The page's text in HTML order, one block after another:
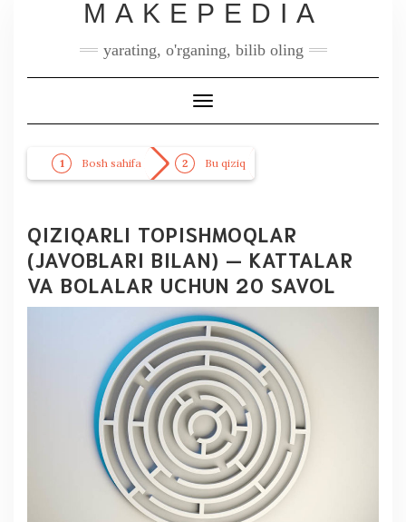
MAKEPEDIA
yarating, o'rganing, bilib oling
Toggle
Navigation
Bosh sahifa Bu qiziq
QIZIQARLI TOPISHMOQLAR
(JAVOBLARI BILAN) — KATTALAR
VA BOLALAR UCHUN 20 SAVOL